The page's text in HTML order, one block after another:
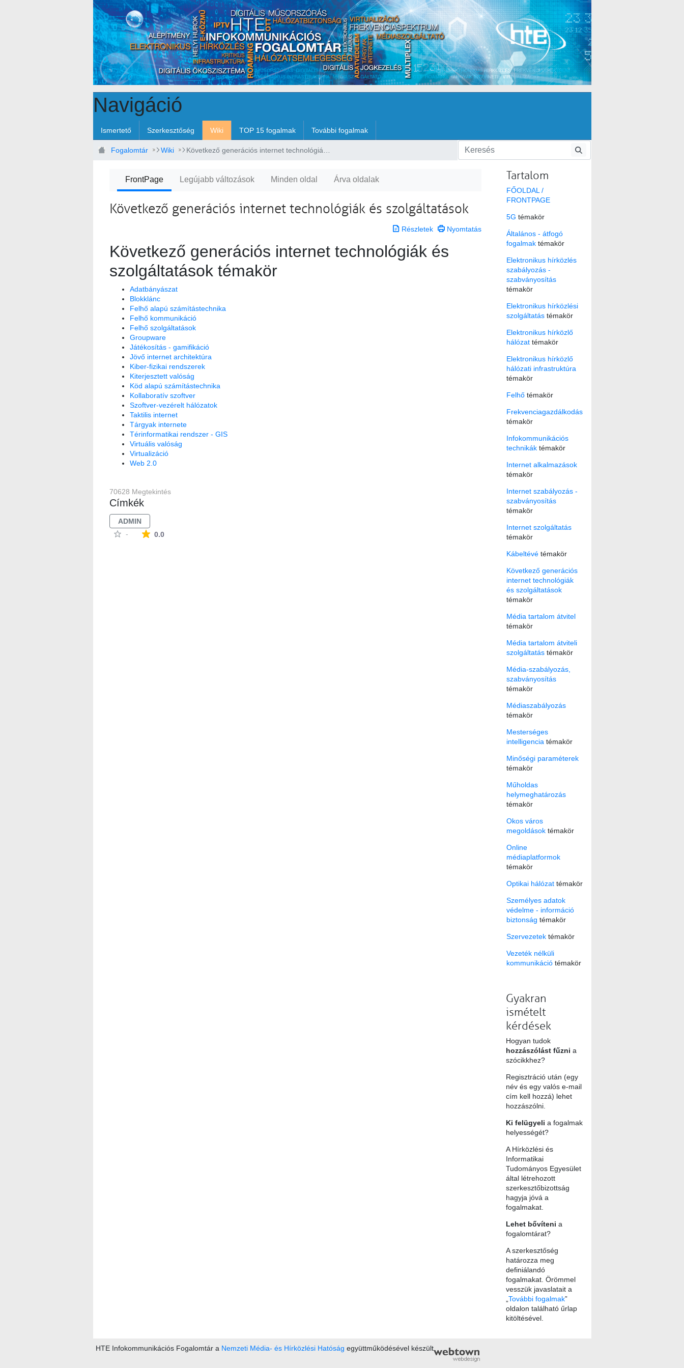
Navigáció
Ismertető Szerkesztőség Wiki TOP 15 fogalmak További fogalmak
Fogalomtár Wiki
FrontPage Legújabb változások Minden oldal Árva oldalak
Következő generációs internet technológiák és szolgáltatások
Részletek Nyomtatás
Következő generációs internet technológiák és
szolgáltatások témakör
Adatbányászat
Blokklánc
Felhő alapú számítástechnika
Felhő kommunikáció
Felhő szolgáltatások
Groupware
Játékosítás - gamifikáció
Jövő internet architektúra
Kiber-fizikai rendszerek
Kiterjesztett valóság
Köd alapú számítástechnika
Kollaboratív szoftver
Szoftver-vezérelt hálózatok
Taktilis internet
Tárgyak internete
Térinformatikai rendszer - GIS
Virtuális valóság
Virtualizáció
Web 2.0
70628 Megtekintés
Címkék
ADMIN
-
0.0Az átlagos minősítés 0 csillag a lehetséges 5-ből.
Tartalom
FŐOLDAL /
FRONTPAGE
5G témakör
Általános - átfogó
fogalmaktémakör
Elektronikus hírközlés
szabályozás -
szabványosítás
témakör
Elektronikus hírközlési
szolgáltatástémakör
Elektronikus hírközlő
hálózattémakör
Elektronikus hírközlő
hálózati infrastruktúra
témakör
Felhőtémakör
Frekvenciagazdálkodás
témakör
Infokommunikációs
technikáktémakör
Internet alkalmazások
témakör
Internet szabályozás -
szabványosítás
témakör
Internet szolgáltatás
témakör
Kábeltévétémakör
Következő generációs
internet technológiák
és szolgáltatások
témakör
Média tartalom átvitel
témakör
Média tartalom átviteli
szolgáltatástémakör
Média-szabályozás,
szabványosítás
témakör
Médiaszabályozás
témakör
Mesterséges
intelligencia témakör
Minőségi paraméterek
témakör
Műholdas
helymeghatározás
témakör
Okos város
megoldásoktémakör
Online
médiaplatformok
témakör
Optikai hálózattémakör
Személyes adatok
védelme - információ
biztonság témakör
Szervezetektémakör
Vezeték nélküli
kommunikációtémakör
Gyakran
ismételt
kérdések
Hogyan tudok
hozzászólást fűzni a
szócikkhez?
Regisztráció után (egy
név és egy valós e-mail
cím kell hozzá) lehet
hozzászólni.
Ki felügyeli a fogalmak
helyességét?
A Hírközlési és
Informatikai
Tudományos Egyesület
által létrehozott
szerkesztőbizottság
hagyja jóvá a
fogalmakat.
Lehet bővíteni a
fogalomtárat?
A szerkesztőség
határozza meg
definiálandó
fogalmakat. Örömmel
vesszük javaslatait a
További fogalmak”
oldalon található űrlap
kitöltésével.
HTE Infokommunikációs Fogalomtár a Nemzeti Média- és Hírközlési Hatóság együttműködésével készült